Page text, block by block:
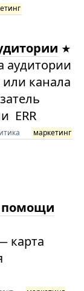
аудитории
или канала
ERR
маркетинг
помощи
карта